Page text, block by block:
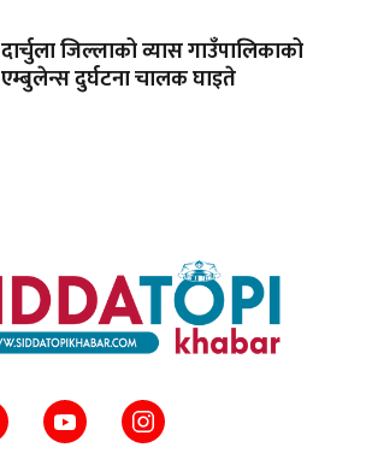
दार्चुला जिल्लाको व्यास गाउँपालिकाको
एम्बुलेन्स दुर्घटना चालक घाइते